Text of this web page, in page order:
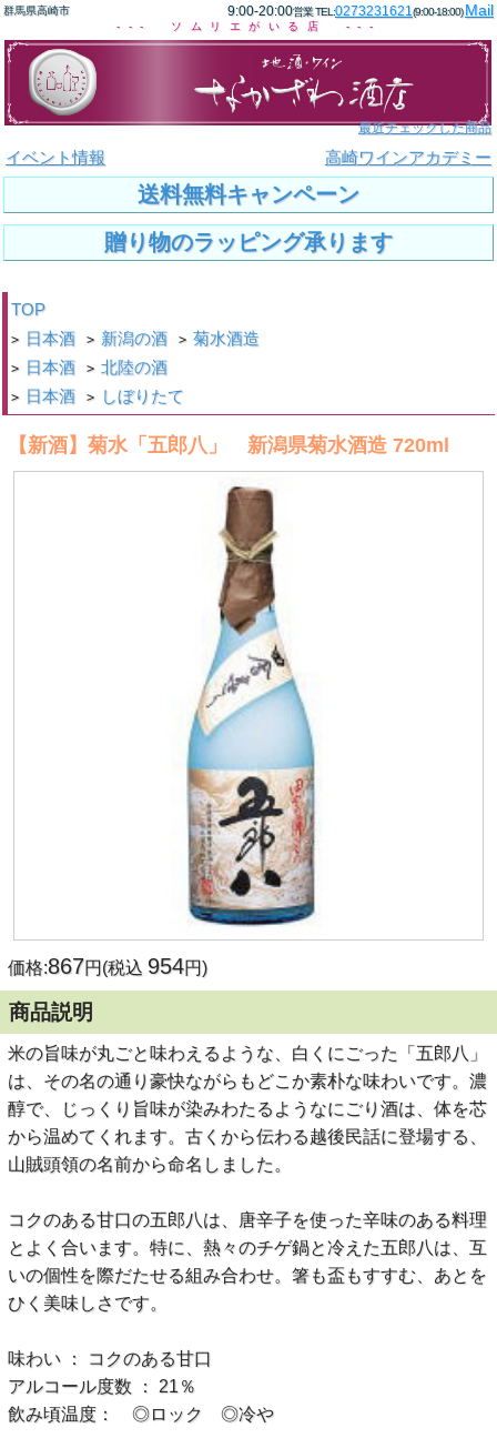
群馬県高崎市 9:00-20:00営業 TEL:0273231621(9:00-18:00)Mail
--- ソムリエがいる店 ---
最近チェックした商品
イベント情報 高崎ワインアカデミー
送料無料キャンペーン
贈り物のラッピング承ります
TOP
> 日本酒 > 新潟の酒 > 菊水酒造
> 日本酒 > 北陸の酒
> 日本酒 > しぼりたて
【新酒】菊水「五郎八」 新潟県菊水酒造 720ml
価格:867円(税込 954円)
商品説明
米の旨味が丸ごと味わえるような、白くにごった「五郎八」
は、その名の通り豪快ながらもどこか素朴な味わいです。濃
醇で、じっくり旨味が染みわたるようなにごり酒は、体を芯
から温めてくれます。古くから伝わる越後民話に登場する、
山賊頭領の名前から命名しました。
コクのある甘口の五郎八は、唐辛子を使った辛味のある料理
とよく合います。特に、熱々のチゲ鍋と冷えた五郎八は、互
いの個性を際だたせる組み合わせ。箸も盃もすすむ、あとを
ひく美味しさです。
味わい ： コクのある甘口
アルコール度数 ： 21％
飲み頃温度： ◎ロック ◎冷や